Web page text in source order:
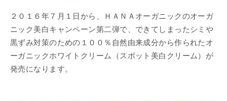
２０１６年７月１日から、ＨＡＮＡオーガニックのオーガ
ニック美白キャンペーン第二弾で、できてしまったシミや
黒ずみ対策のための１００％自然由来成分から作られたオ
ーガニックホワイトクリーム（スポット美白クリーム）が
発売になります。